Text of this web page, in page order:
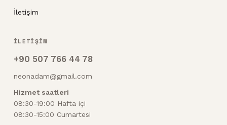
İletişim
İLETİŞİM
+90 507 766 44 78
neonadam@gmail.com
Hizmet saatleri
08:30-19:00 Hafta içi
08:30-15:00 Cumartesi